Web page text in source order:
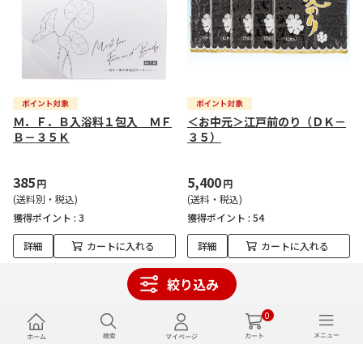
0
絞り込み
Ｍ．Ｆ．Ｂ入浴料１包入 ＭＦ
Ｂ－３５Ｋ
385円
(送料別・税込)
獲得ポイント : 3
詳細 カートに入れる
＜お中元＞江戸前のり（ＤＫ－
３５）
5,400円
(送料・税込)
獲得ポイント : 54
詳細 カートに入れる